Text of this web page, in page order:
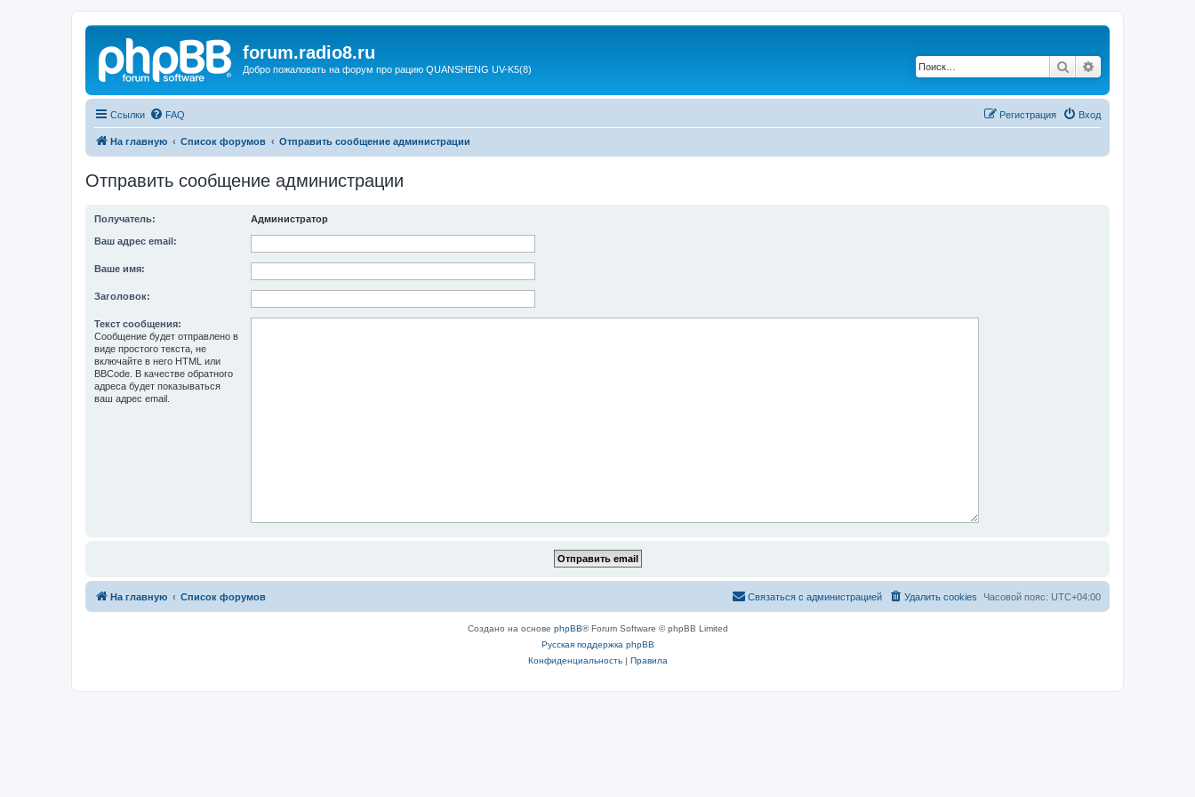
forum.radio8.ru
Добро пожаловать на форум про рацию QUANSHENG UV-K5(8) Поиск
Ссылки FAQ Вход
Регистрация
На главную Список форумов Отправить сообщение администрации
Отправить сообщение администрации
Получатель: Администратор
Ваш адрес email:
Ваше имя:
Заголовок:
Текст сообщения:
Сообщение будет отправлено в
виде простого текста, не
включайте в него HTML или
BBCode. В качестве обратного
адреса будет показываться
ваш адрес email.
На главную Список форумов Часовой пояс: UTC+04:00
Удалить cookies
Связаться с администрацией
Создано на основе phpBB® Forum Software © phpBB Limited
Русская поддержка phpBB
Конфиденциальность| Правила